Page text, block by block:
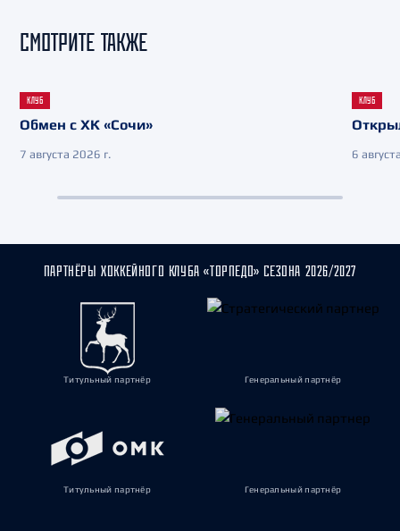
СМОТРИТЕ ТАКЖЕ
КЛУБ
Обмен с ХК «Сочи»
7 августа 2026 г.
КЛУБ
6
ПАРТНЁРЫ ХОККЕЙНОГО КЛУБА «ТОРПЕДО» СЕЗОНА 2026/2027
Титульный партнёр Генеральный партнёр
Титульный партнёр Генеральный партнёр